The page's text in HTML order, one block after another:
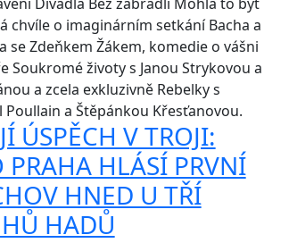
chvíle o imaginárním setkání Bacha a
se Zdeňkem Žákem, komedie o vášni
Soukromé životy s Janou Strykovou a
a zcela exkluzivně Rebelky s
Poullain a Štěpánkou Křesťanovou.
ÚSPĚCH V TROJI:
PRAHA HLÁSÍ PRVNÍ
HNED U TŘÍ
HADŮ